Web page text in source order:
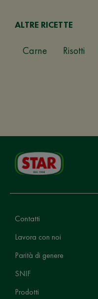
ALTRE RICETTE
Carne Risotti
Contatti
Lavora con noi
Parità di genere
SNIF
Prodotti